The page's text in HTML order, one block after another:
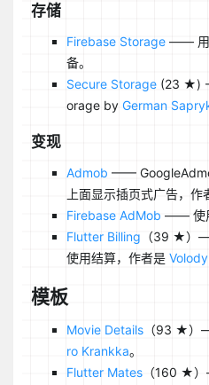
存储
Firebase Storage —— 用
备。
Secure Storage (23 ★) -
orage by German
变现
Admob ——
上面显示插页式广告，
Firebase AdMob —— 使
Flutter Billing （39 ★）
使用结算，作者是
模板
Movie Details （93 ★）
ro Krankka。
Flutter Mates （160 ★